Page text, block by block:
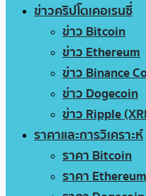
ข่าวคริปโตเคอเรนซี่
ข่าว Bitcoin
ข่าว Ethereum
ข่าว Binance
ข่าว Dogecoin
ข่าว Ripple
ราคาและการวิเคราะห์
ราคา Bitcoin
ราคา Ethereum